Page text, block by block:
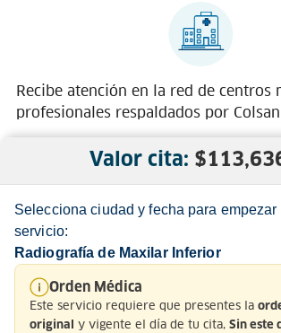
Valor cita: $
Selecciona ciudad y fecha para empezar
servicio:
Radiografía de Maxilar Inferior
Orden Médica
Este servicio requiere que presentes la
original
y vigente el día de tu cita, Sin este
Recibe atención en la red de centros
profesionales respaldados por
Servicio al Cliente